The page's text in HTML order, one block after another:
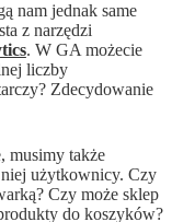
nam jednak same
z narzędzi
. W GA możecie
liczby
Zdecydowanie
musimy także
użytkownicy. Czy
Czy może sklep
do koszyków?